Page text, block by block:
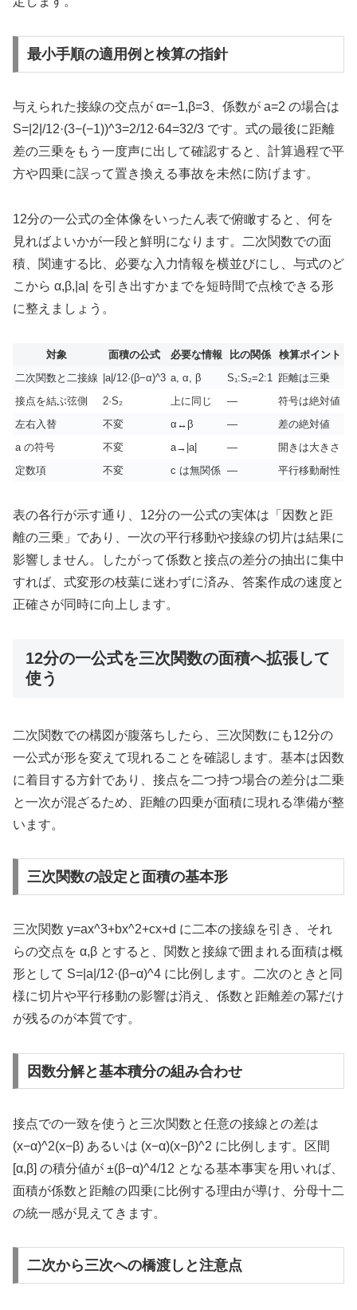
最小手順の適用例と検算の指針
与えられた接線の交点が α=−1,β=3、係数が a=2 の場合は
S=|2|/12·(3−(−1))^3=2/12·64=32/3 です。式の最後に距離
差の三乗をもう一度声に出して確認すると、計算過程で平
方や四乗に誤って置き換える事故を未然に防げます。
12分の一公式の全体像をいったん表で俯瞰すると、何を
見ればよいかが一段と鮮明になります。二次関数での面
積、関連する比、必要な入力情報を横並びにし、与式のど
こから α,β,|a| を引き出すかまでを短時間で点検できる形
に整えましょう。
対象 面積の公式 必要な情報 比の関係
検算ポイント
二次関数と二接線 |a|/12·(β−α)^3 a, α, β S₁:S₂=2:1
距離は三乗
接点を結ぶ弦側
2·S₂ 上に同じ —
符号は絶対値
左右入替
不変 α↔β —
差の絶対値
a の符号
不変 a→|a| —
開きは大きさ
定数項
不変 c は無関係 — 平行移動耐性
表の各行が示す通り、12分の一公式の実体は「因数と距
離の三乗」であり、一次の平行移動や接線の切片は結果に
影響しません。したがって係数と接点の差分の抽出に集中
すれば、式変形の枝葉に迷わずに済み、答案作成の速度と
正確さが同時に向上します。
12分の一公式を三次関数の面積へ拡張して
使う
二次関数での構図が腹落ちしたら、三次関数にも12分の
一公式が形を変えて現れることを確認します。基本は因数
に着目する方針であり、接点を二つ持つ場合の差分は二乗
と一次が混ざるため、距離の四乗が面積に現れる準備が整
います。
三次関数の設定と面積の基本形
三次関数 y=ax^3+bx^2+cx+d に二本の接線を引き、それ
らの交点を α,β とすると、関数と接線で囲まれる面積は概
形として S=|a|/12·(β−α)^4 に比例します。二次のときと同
様に切片や平行移動の影響は消え、係数と距離差の冪だけ
が残るのが本質です。
因数分解と基本積分の組み合わせ
接点での一致を使うと三次関数と任意の接線との差は
(x−α)^2(x−β) あるいは (x−α)(x−β)^2 に比例します。区間
[α,β] の積分値が ±(β−α)^4/12 となる基本事実を用いれば、
面積が係数と距離の四乗に比例する理由が導け、分母十二
の統一感が見えてきます。
二次から三次への橋渡しと注意点